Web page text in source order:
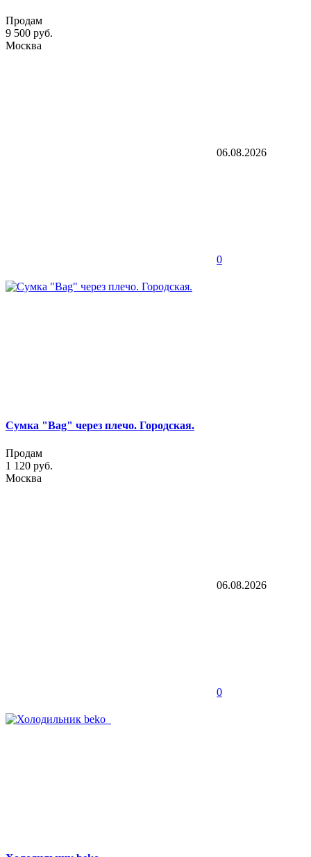
Продам
9 500 руб.
Москва
06.08.2026
0
Сумка "Bag" через плечо. Городская.
Продам
1 120 руб.
Москва
06.08.2026
0